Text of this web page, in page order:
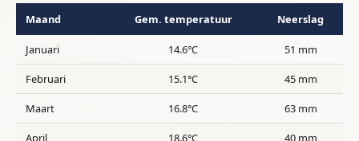
Maand Gem. temperatuur Neerslag
Januari 14.6°C 51 mm
Februari 15.1°C 45 mm
Maart 16.8°C 63 mm